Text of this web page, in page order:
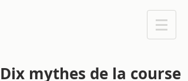
Dix mythes de la course